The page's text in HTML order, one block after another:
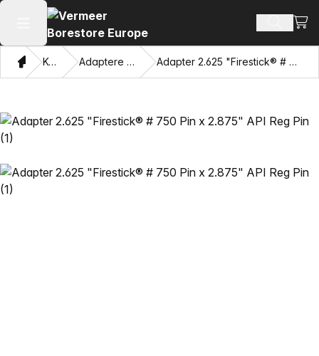
Åpne hovedmenyen SøkVis
HjemKatalog Adaptere og trekkøyne Adapter 2.625 "Firestick® # 750 Pin x 2.875" API Reg Pin